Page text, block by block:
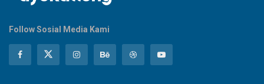
Follow Sosial Media Kami